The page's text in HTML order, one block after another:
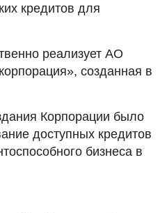
кредитов для
реализует АО
созданная в
Корпорации было
доступных кредитов
бизнеса в